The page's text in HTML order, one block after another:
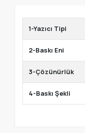
1-Yazıcı Tipi
2-Baskı Eni
3-Çözünürlük
4-Baskı Şekli